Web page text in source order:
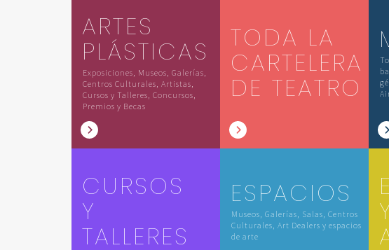
ARTES
PLÁSTICAS
Exposiciones, Museos, Galerías,
Centros Culturales, Artistas,
Cursos y Talleres, Concursos,
Premios y Becas
TODA LA
CARTELERA
DE TEATRO
CURSOS
Y
TALLERES
ESPACIOS
Museos, Galerías, Salas, Centros
Culturales, Art Dealers y espacios
de arte